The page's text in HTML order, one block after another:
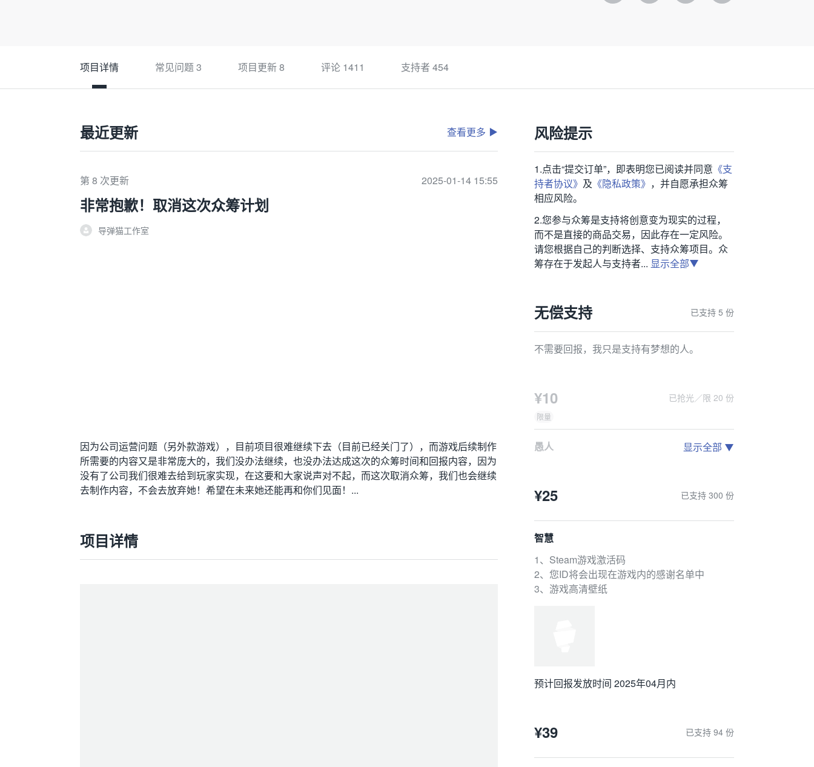
项目详情 常见问题3 项目更新8 评论 1411 支持者 454
风险提示
1.点击“提交订单”，即表明您已阅读并同意 《支
持者协议》 及 《隐私政策》 ，并自愿承担众筹
相应风险。
2.您参与众筹是支持将创意变为现实的过程，
而不是直接的商品交易，因此存在一定风险。
请您根据自己的判断选择、支持众筹项目。众
筹存在于发起人与支持者... 显示全部
无偿支持 已支持 5 份
不需要回报，我只是支持有梦想的人。
¥10 已抢光／限 20 份
限量
愚人
3、游戏高清壁纸
预计回报发放时间 2025年04月内
显示全部
¥25 已支持 300 份
智慧
1、Steam游戏激活码
2、您ID将会出现在游戏内的感谢名单中
3、游戏高清壁纸
预计回报发放时间 2025年04月内
¥39 已支持 94 份
最近更新 查看更多
第 8 次更新 2025-01-14 15:55
非常抱歉！取消这次众筹计划
导弹猫工作室
因为公司运营问题（另外款游戏），目前项目很难继续下去（目前已经关门了），而游戏后续制作
所需要的内容又是非常庞大的，我们没办法继续，也没办法达成这次的众筹时间和回报内容，因为
没有了公司我们很难去给到玩家实现，在这要和大家说声对不起，而这次取消众筹，我们也会继续
去制作内容，不会去放弃她！希望在未来她还能再和你们见面！...
项目详情